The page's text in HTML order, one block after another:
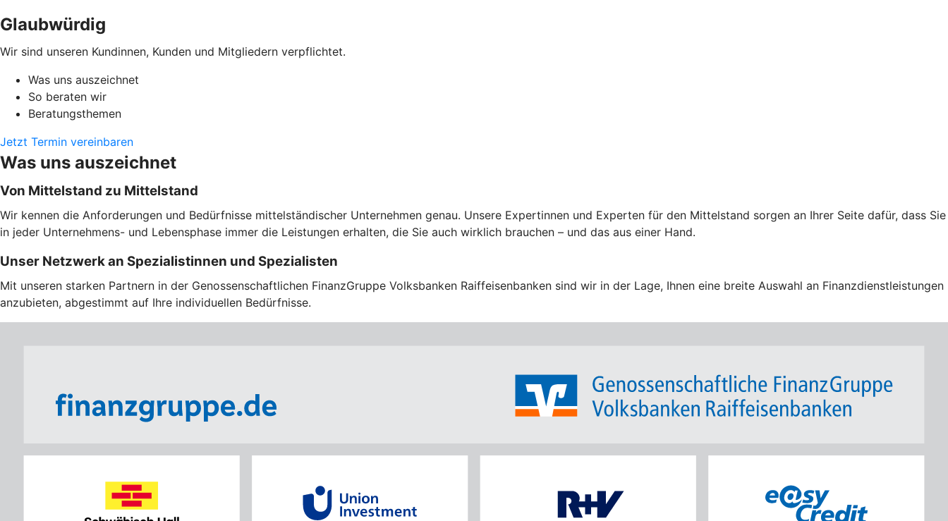
Glaubwürdig
Wir sind unseren Kundinnen, Kunden und Mitgliedern verpflichtet.
Was uns auszeichnet
So beraten wir
Beratungsthemen
Jetzt Termin vereinbaren
Was uns auszeichnet
Von Mittelstand zu Mittelstand
Wir kennen die Anforderungen und Bedürfnisse mittelständischer Unternehmen genau. Unsere Expertinnen und Experten für den Mittelstand sorgen an Ihrer Seite dafür, dass Sie
in jeder Unternehmens- und Lebensphase immer die Leistungen erhalten, die Sie auch wirklich brauchen – und das aus einer Hand.
Unser Netzwerk an Spezialistinnen und Spezialisten
Mit unseren starken Partnern in der Genossenschaftlichen FinanzGruppe Volksbanken Raiffeisenbanken sind wir in der Lage, Ihnen eine breite Auswahl an Finanzdienstleistungen
anzubieten, abgestimmt auf Ihre individuellen Bedürfnisse.